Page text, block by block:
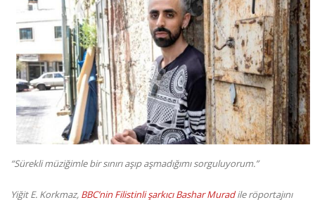
“Sürekli müziğimle bir sınırı aşıp aşmadığımı sorguluyorum.”
Yiğit E. Korkmaz, BBC’nin Filistinli şarkıcı Bashar Muradile röportajını